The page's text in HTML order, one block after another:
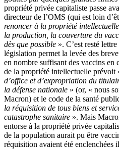
propriété privée capitaliste passe
directeur de l’OMS (qui est loin
renoncer à la propriété
la production, la couverture du
dès que possible ». C’est resté
législation permet la levée des
en nombre suffisant des vaccins en
de la propriété intellectuelle prévoit
d’office et d’expropriation du
la défense nationale » (or, « nous
Macron) et le code de la santé
la réquisition de tous biens et
catastrophe sanitaire ». Mais
entorse à la propriété privée
de la population aurait pu être
réquisition avaient été enclenchées